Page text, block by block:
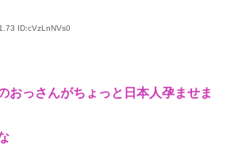
ID:cVzLnNVs0
おっさんがちょっと日本人孕ませま